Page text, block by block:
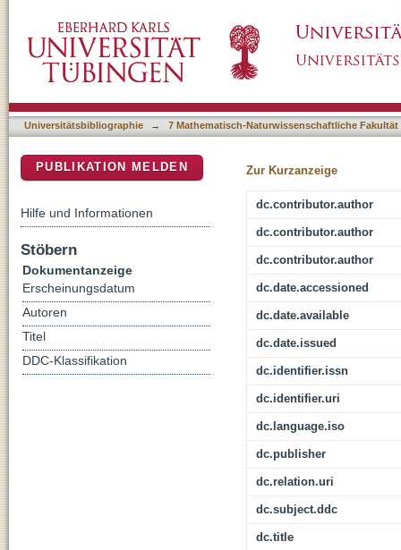
Universitätsbibliographie → 7 Mathematisch-Naturwissenschaftliche Fakultät
Zur Kurzanzeige
dc.contributor.author
dc.contributor.author
dc.contributor.author
dc.date.accessioned
dc.date.available
dc.date.issued
dc.identifier.issn
dc.identifier.uri
dc.language.iso
dc.publisher
dc.relation.uri
dc.subject.ddc
dc.title
PUBLIKATION MELDEN
Hilfe und Informationen
Stöbern
Dokumentanzeige
Erscheinungsdatum
Autoren
Titel
DDC-Klassifikation